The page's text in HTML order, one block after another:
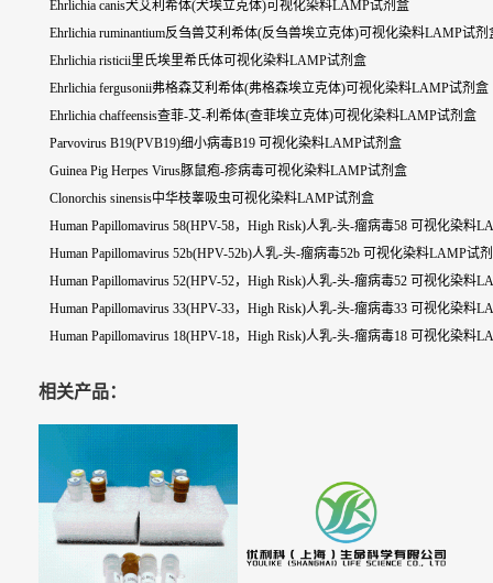
Ehrlichia canis犬艾利希体(犬埃立克体)可视化染料LAMP试剂盒
Ehrlichia ruminantium反刍兽艾利希体(反刍兽埃立克体)可视化染料LAMP试剂
Ehrlichia risticii里氏埃里希氏体可视化染料LAMP试剂盒
Ehrlichia fergusonii弗格森艾利希体(弗格森埃立克体)可视化染料LAMP试剂盒
Ehrlichia chaffeensis查菲-艾-利希体(查菲埃立克体)可视化染料LAMP试剂盒
Parvovirus B19(PVB19)细小病毒B19 可视化染料LAMP试剂盒
Guinea Pig Herpes Virus豚鼠疱-疹病毒可视化染料LAMP试剂盒
Clonorchis sinensis中华枝睾吸虫可视化染料LAMP试剂盒
Human Papillomavirus 58(HPV-58，High Risk)人乳-头-瘤病毒58 可视化染料
Human Papillomavirus 52b(HPV-52b)人乳-头-瘤病毒52b 可视化染料LAMP试
Human Papillomavirus 52(HPV-52，High Risk)人乳-头-瘤病毒52 可视化染料
Human Papillomavirus 33(HPV-33，High Risk)人乳-头-瘤病毒33 可视化染料
Human Papillomavirus 18(HPV-18，High Risk)人乳-头-瘤病毒18 可视化染料
相关产品：